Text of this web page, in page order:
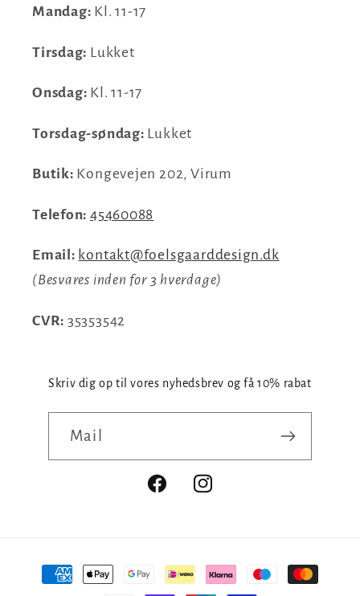
Mandag: Kl. 11-17
Tirsdag: Lukket
Onsdag: Kl. 11-17
Torsdag-søndag: Lukket
Butik: Kongevejen 202, Virum
Telefon:45460088
Email: kontakt@foelsgaarddesign.dk
(Besvares inden for 3 hverdage)
CVR: 35353542
Skriv dig op til vores nyhedsbrev og få 10% rabat
Mail
FacebookInstagram
Betalingsmetoder